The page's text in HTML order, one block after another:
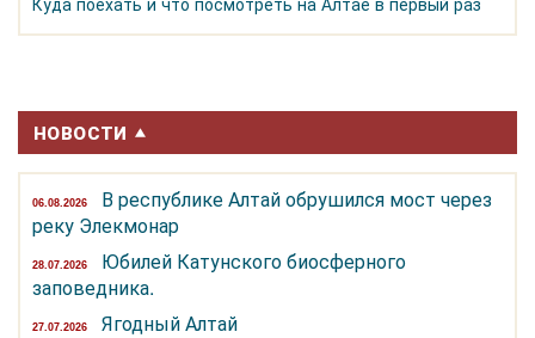
НОВОСТИ
06.08.2026
В республике Алтай обрушился мост через
реку Элекмонар
28.07.2026
Юбилей Катунского биосферного
заповедника.
27.07.2026 Ягодный Алтай